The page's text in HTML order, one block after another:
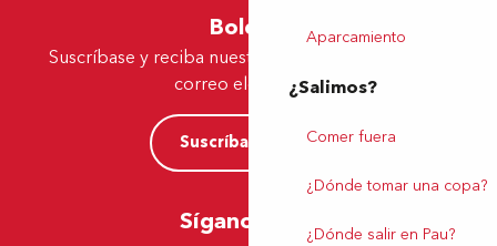
Aparcamiento
¿Salimos?
Comer fuera
¿Dónde tomar una copa?
¿Dónde salir en Pau?
Boletín
Suscríbase y reciba nuestras ofertas y noticias por
correo electrónico
Suscríbase ahora
Síganos aquí